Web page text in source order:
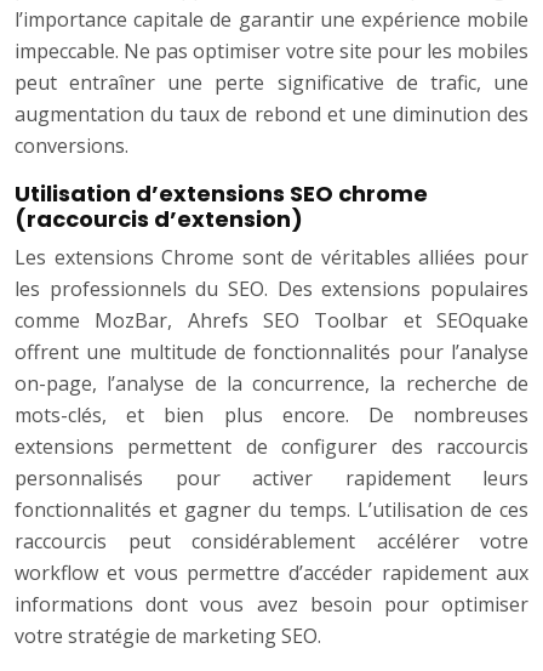
l’importance capitale de garantir une expérience mobile
impeccable. Ne pas optimiser votre site pour les mobiles
peut entraîner une perte significative de trafic, une
augmentation du taux de rebond et une diminution des
conversions.
Utilisation d’extensions SEO chrome
(raccourcis d’extension)
Les extensions Chrome sont de véritables alliées pour
les professionnels du SEO. Des extensions populaires
comme MozBar, Ahrefs SEO Toolbar et SEOquake
offrent une multitude de fonctionnalités pour l’analyse
on-page, l’analyse de la concurrence, la recherche de
mots-clés, et bien plus encore. De nombreuses
extensions permettent de configurer des raccourcis
personnalisés pour activer rapidement leurs
fonctionnalités et gagner du temps. L’utilisation de ces
raccourcis peut considérablement accélérer votre
workflow et vous permettre d’accéder rapidement aux
informations dont vous avez besoin pour optimiser
votre stratégie de marketing SEO.